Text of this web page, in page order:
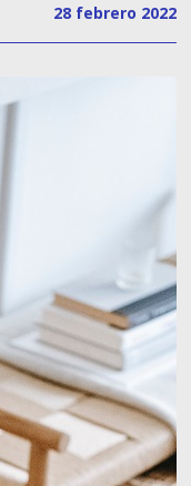
28 febrero 2022